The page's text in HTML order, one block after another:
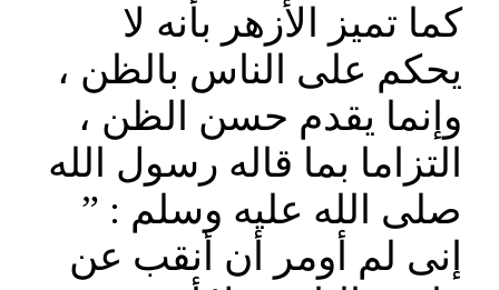
كما تميز الأزهر بأنه لا
يحكم على الناس بالظن ،
وإنما يقدم حسن الظن ،
التزاما بما قاله رسول الله
صلى الله عليه وسلم : ”
إنى لم أومر أن أنقب عن